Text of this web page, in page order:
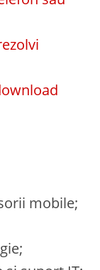
mobile;